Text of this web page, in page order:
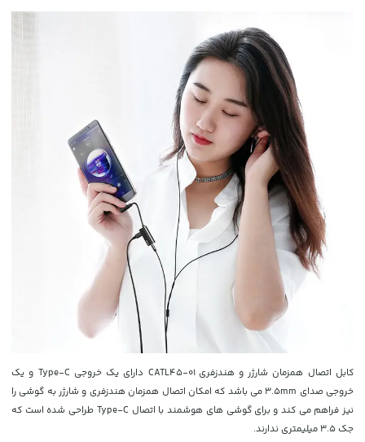
کابل اتصال همزمان شارژر و هندزفری CATL45-01
دارای یک خروجی Type-C و یک
خروجی صدای 3.5mm می باشد که امکان اتصال همزمان هندزفری و شارژر به گوشی را
نیز فراهم می کند و برای گوشی های هوشمند با اتصال Type-C طراحی شده است که
جک 3.5 میلیمتری ندارند.